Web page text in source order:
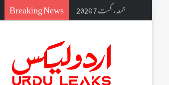
جمعہ, اگست 7 2026 Breaking News